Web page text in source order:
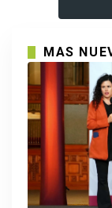
MAS